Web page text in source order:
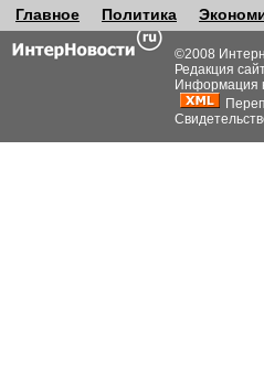
Главное Политика
©2008
Редакция
Информация